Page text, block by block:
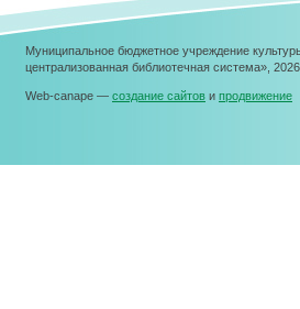
Муниципальное бюджетное учреждение
централизованная библиотечная система», 2026
Web-canape — создание сайтов и продвижение